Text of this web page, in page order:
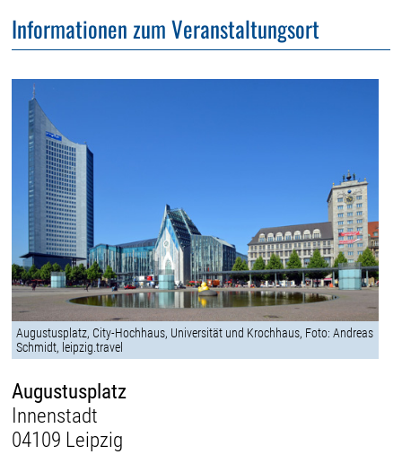
Informationen zum Veranstaltungsort
Augustusplatz, City-Hochhaus, Universität und Krochhaus, Foto: Andreas
Schmidt, leipzig.travel
Augustusplatz
Innenstadt
04109 Leipzig